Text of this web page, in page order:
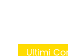
Ultimi